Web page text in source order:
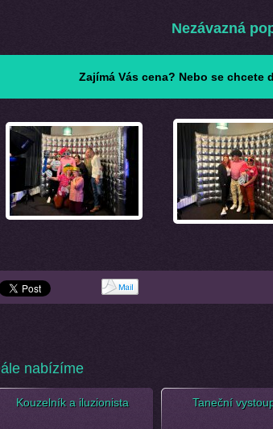
Nezávazná
Zajímá Vás cena? Nebo se chcete
nabízíme
Kouzelník a iluzionista Taneční